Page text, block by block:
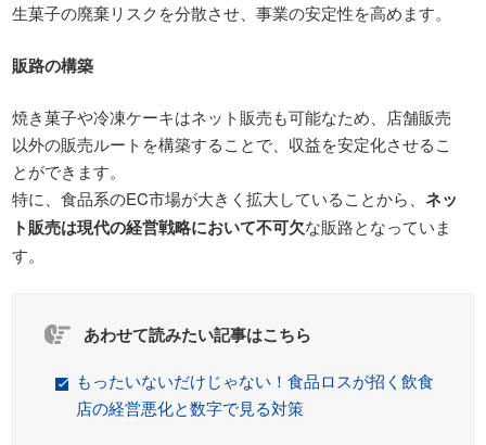
生菓子の廃棄リスクを分散させ、事業の安定性を高めます。
販路の構築
焼き菓子や冷凍ケーキはネット販売も可能なため、店舗販売
以外の販売ルートを構築することで、収益を安定化させるこ
とができます。
特に、食品系のEC市場が大きく拡大していることから、ネッ
ト販売は現代の経営戦略において不可欠な販路となっていま
す。
あわせて読みたい記事はこちら
もったいないだけじゃない！食品ロスが招く飲食
店の経営悪化と数字で見る対策